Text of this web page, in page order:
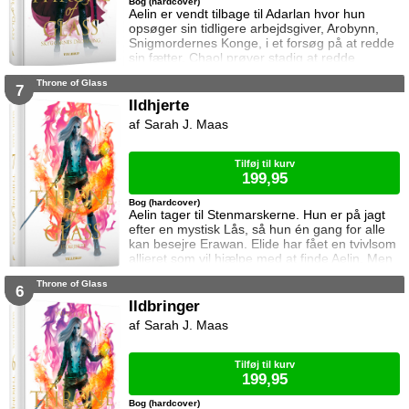
Aelin er vendt tilbage til Adarlan hvor hun
opsøger sin tidligere arbejdsgiver, Arobynn,
Snigmordernes Konge, i et forsøg på at redde
sin fætter. Chaol prøver stadig at redde
Dorian, men det bliver fortsat sværere som
og orker ikke længere at kæmpe imod.
Samtidig står Manon i en svær situation.
Hertug Perrington har givet hende klare
7 Throne of Glass
Ildhjerte
Aelin tager til Stenmarskerne. Hun er på jagt
efter en mystisk Lås, så hun én gang for alle
kan besejre Erawan. Elide har fået en tvivlsom
allieret som vil hjælpe med at finde Aelin. Men
for hvilken pris? Manon vågner i lænker og
Dorian ikke glemme heksen der hjalp ham i
Bog (hardcover)
Sarah J. Maas
Tilføj til kurv
199,95
6 Throne of Glass
Ildbringer
Bog (hardcover)
Sarah J. Maas
Tilføj til kurv
199,95